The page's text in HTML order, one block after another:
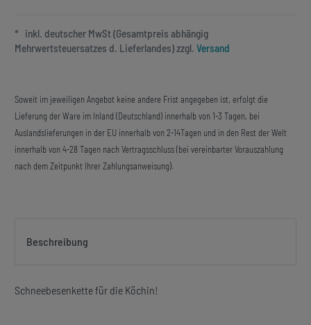
* inkl. deutscher MwSt (Gesamtpreis abhängig
Mehrwertsteuersatzes d. Lieferlandes) zzgl. Versand
Soweit im jeweiligen Angebot keine andere Frist angegeben ist, erfolgt die
Lieferung der Ware im Inland (Deutschland) innerhalb von 1-3 Tagen, bei
Auslandslieferungen in der EU innerhalb von 2-14Tagen und in den Rest der Welt
innerhalb von 4-28 Tagen nach Vertragsschluss (bei vereinbarter Vorauszahlung
nach dem Zeitpunkt Ihrer Zahlungsanweisung).
Beschreibung
Schneebesenkette für die Köchin!